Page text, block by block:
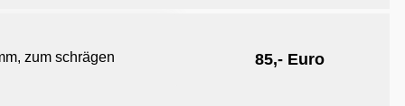
zum schrägen 85,- Euro